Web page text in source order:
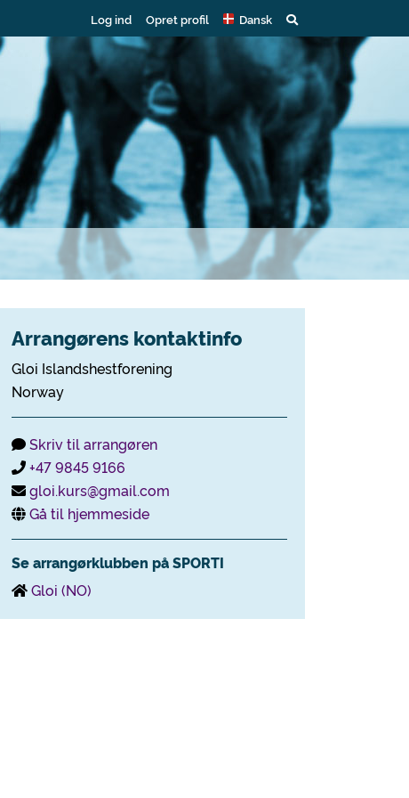
Log ind Opret profil Dansk
Arrangørens kontaktinfo
Gloi Islandshestforening
Norway
Skriv til arrangøren
+47 9845 9166
gloi.kurs@gmail.com
Gå til hjemmeside
Se arrangørklubben på SPORTI
Gloi (NO)